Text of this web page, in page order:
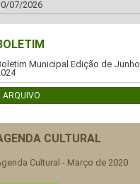
07/2026
Municipal Edição de Junho
ARQUIVO
CULTURAL
Cultural - Março de 2020